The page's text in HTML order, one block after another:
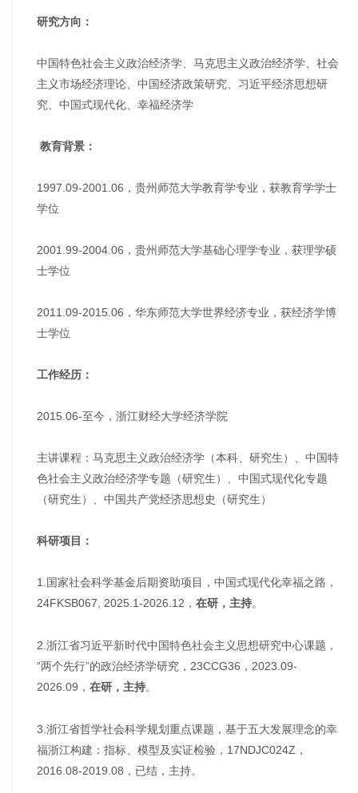
研究方向：
中国特色社会主义政治经济学、马克思主义政治经济学、社会
主义市场经济理论、中国经济政策研究、习近平经济思想研
究、中国式现代化、幸福经济学
教育背景：
1997.09-2001.06，贵州师范大学教育学专业，获教育学学士
学位
2001.99-2004.06，贵州师范大学基础心理学专业，获理学硕
士学位
2011.09-2015.06，华东师范大学世界经济专业，获经济学博
士学位
工作经历：
2015.06-至今，浙江财经大学经济学院
主讲课程：马克思主义政治经济学（本科、研究生）、中国特
色社会主义政治经济学专题（研究生）、中国式现代化专题
（研究生）、中国共产党经济思想史（研究生）
科研项目：
1.国家社会科学基金后期资助项目，中国式现代化幸福之路，
24FKSB067, 2025.1-2026.12， 在研，主持。
2.浙江省习近平新时代中国特色社会主义思想研究中心课题，
“两个先行”的政治经济学研究，23CCG36，2023.09-
2026.09， 在研，主持。
3.浙江省哲学社会科学规划重点课题，基于五大发展理念的幸
福浙江构建：指标、模型及实证检验，17NDJC024Z，
2016.08-2019.08，已结，主持。